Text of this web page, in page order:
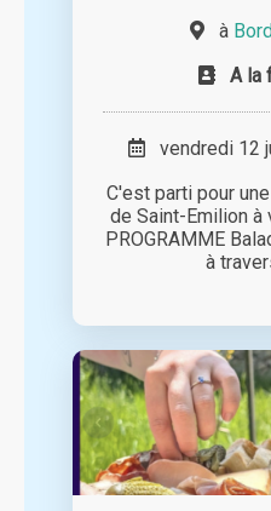
à
A la
vendredi 12
C'est parti pour
de Saint-Emilion à
PROGRAMME
à